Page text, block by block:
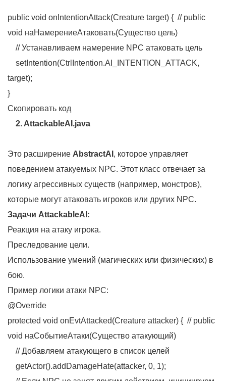
public void onIntentionAttack(Creature target) { // public
void наНамерениеАтаковать(Существо цель)
// Устанавливаем намерение NPC атаковать цель
setIntention(CtrlIntention.AI_INTENTION_ATTACK,
target);
}
Скопировать код
2. AttackableAI.java
Это расширение AbstractAI , которое управляет
поведением атакуемых NPC. Этот класс отвечает за
логику агрессивных существ (например, монстров),
которые могут атаковать игроков или других NPC.
Задачи AttackableAI:
Реакция на атаку игрока.
Преследование цели.
Использование умений (магических или физических) в
бою.
Пример логики атаки NPC:
@Override
protected void onEvtAttacked(Creature attacker) { // public
void наСобытиеАтаки(Существо атакующий)
// Добавляем атакующего в список целей
getActor().addDamageHate(attacker, 0, 1);